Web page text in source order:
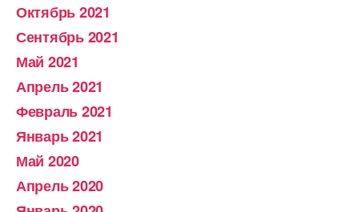
Октябрь 2021
Сентябрь 2021
Май 2021
Апрель 2021
Февраль 2021
Январь 2021
Май 2020
Апрель 2020